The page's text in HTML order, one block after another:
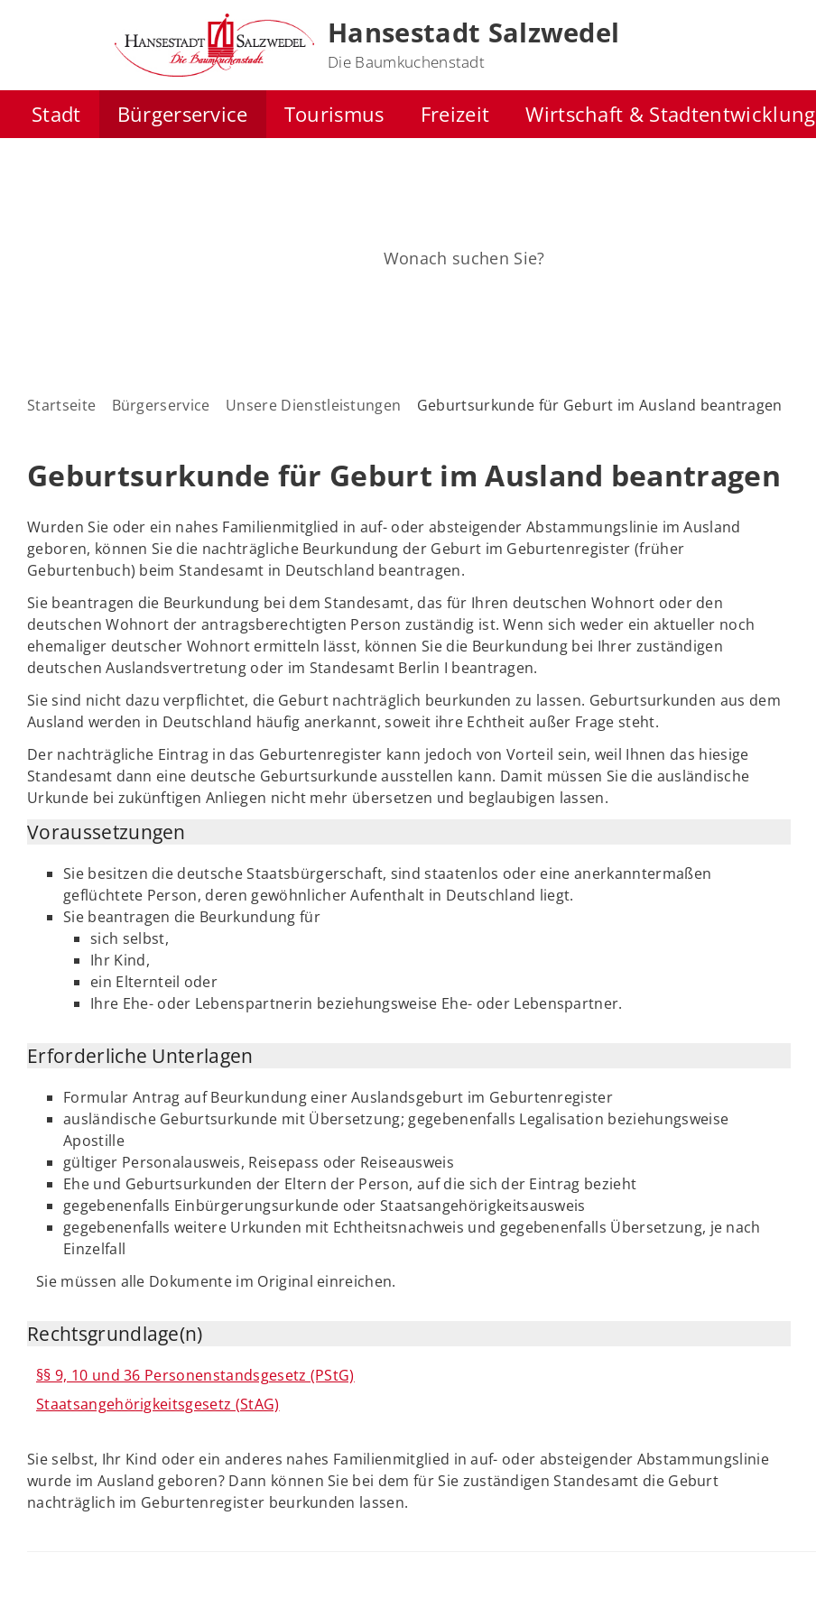
Hansestadt Salzwedel
Die Baumkuchenstadt
Stadt Bürgerservice Tourismus Freizeit Wirtschaft & Stadtentwicklung
Startseite Bürgerservice Unsere Dienstleistungen Geburtsurkunde für Geburt im Ausland beantragen
Geburtsurkunde für Geburt im Ausland beantragen
Wurden Sie oder ein nahes Familienmitglied in auf- oder absteigender Abstammungslinie im Ausland
geboren, können Sie die nachträgliche Beurkundung der Geburt im Geburtenregister (früher
Geburtenbuch) beim Standesamt in Deutschland beantragen.
Sie beantragen die Beurkundung bei dem Standesamt, das für Ihren deutschen Wohnort oder den
deutschen Wohnort der antragsberechtigten Person zuständig ist. Wenn sich weder ein aktueller noch
ehemaliger deutscher Wohnort ermitteln lässt, können Sie die Beurkundung bei Ihrer zuständigen
deutschen Auslandsvertretung oder im Standesamt Berlin I beantragen.
Sie sind nicht dazu verpflichtet, die Geburt nachträglich beurkunden zu lassen. Geburtsurkunden aus dem
Ausland werden in Deutschland häufig anerkannt, soweit ihre Echtheit außer Frage steht.
Der nachträgliche Eintrag in das Geburtenregister kann jedoch von Vorteil sein, weil Ihnen das hiesige
Standesamt dann eine deutsche Geburtsurkunde ausstellen kann. Damit müssen Sie die ausländische
Urkunde bei zukünftigen Anliegen nicht mehr übersetzen und beglaubigen lassen.
Voraussetzungen
Sie besitzen die deutsche Staatsbürgerschaft, sind staatenlos oder eine anerkanntermaßen
geflüchtete Person, deren gewöhnlicher Aufenthalt in Deutschland liegt.
Sie beantragen die Beurkundung für
sich selbst,
Ihr Kind,
ein Elternteil oder
Ihre Ehe- oder Lebenspartnerin beziehungsweise Ehe- oder Lebenspartner.
Erforderliche Unterlagen
Formular Antrag auf Beurkundung einer Auslandsgeburt im Geburtenregister
ausländische Geburtsurkunde mit Übersetzung; gegebenenfalls Legalisation beziehungsweise
Apostille
gültiger Personalausweis, Reisepass oder Reiseausweis
Ehe und Geburtsurkunden der Eltern der Person, auf die sich der Eintrag bezieht
gegebenenfalls Einbürgerungsurkunde oder Staatsangehörigkeitsausweis
gegebenenfalls weitere Urkunden mit Echtheitsnachweis und gegebenenfalls Übersetzung, je nach
Einzelfall
Sie müssen alle Dokumente im Original einreichen.
Rechtsgrundlage(n)
§§ 9, 10 und 36 Personenstandsgesetz (PStG)
Staatsangehörigkeitsgesetz (StAG)
Sie selbst, Ihr Kind oder ein anderes nahes Familienmitglied in auf- oder absteigender Abstammungslinie
wurde im Ausland geboren? Dann können Sie bei dem für Sie zuständigen Standesamt die Geburt
nachträglich im Geburtenregister beurkunden lassen.